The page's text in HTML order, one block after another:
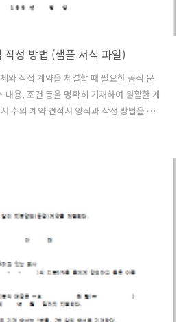
성 방법 (샘플 서식 파일)
와 직접 계약을 체결할 때 필요한 공식 문
내용, 조건 등을 명확히 기재하여 원활한 계
수의 계약 견적서 양식과 작성 방법을 안
식 (샘플)수의 계약 견적서견적서 번호:
공급업체:
사업자등록번호: _________________
: ___________) 1. 계약 개요계약명: